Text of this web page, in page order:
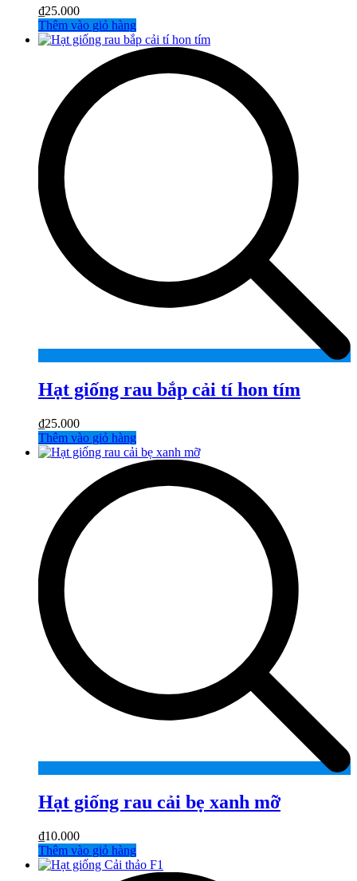
₫25.000
Thêm vào giỏ hàng
Hạt giống rau bắp cải tí hon tím
₫25.000
Thêm vào giỏ hàng
Hạt giống rau cải bẹ xanh mỡ
₫10.000
Thêm vào giỏ hàng